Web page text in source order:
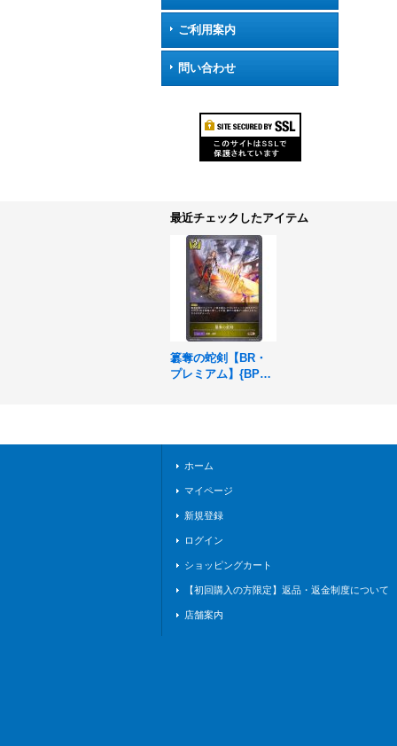
ご利用案内
問い合わせ
最近チェックしたアイテム
簒奪の蛇剣【BR・
プレミアム】{BP05-
ホーム
マイページ
新規登録
ログイン
ショッピングカート
【初回購入の方限定】返品・返金制度について
店舗案内